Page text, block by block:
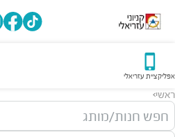
אפליקציית עזריאלי
ראשי>
חפש חנות/מותג